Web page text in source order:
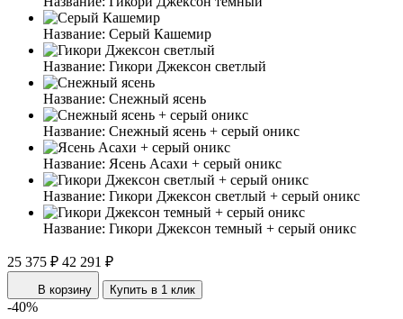
Название: Серый Кашемир
Название: Гикори Джексон светлый
Название: Снежный ясень
Название: Снежный ясень + серый оникс
Название: Ясень Асахи + серый оникс
Название: Гикори Джексон светлый + серый оникс
Название: Гикори Джексон темный + серый оникс
25 375 ₽ 42 291 ₽
В корзину Купить в 1 клик
-40%